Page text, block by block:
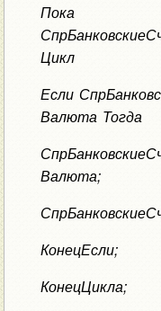
Пока
Цикл
Если
Валюта Тогда
Валюта;
КонецЕсли;
КонецЦикла;